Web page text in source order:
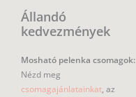
Állandó
kedvezmények
Mosható pelenka csomagok:
Nézd meg
csomagajánlatainkat, az